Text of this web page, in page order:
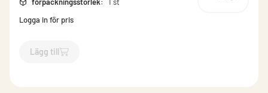
förpackningsstorlek:
1 st
Logga in för pris
Lägg till
`$Lägg till